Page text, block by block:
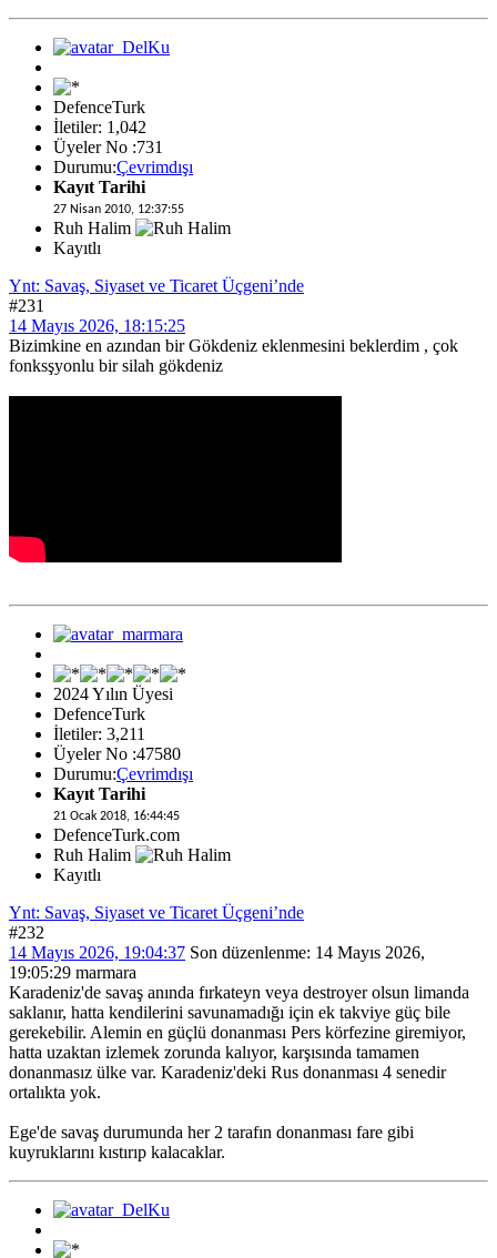
DefenceTurk
İletiler: 1,042
Üyeler No :731
Durumu:Çevrimdışı
Kayıt Tarihi
27 Nisan 2010, 12:37:55
Ruh Halim
Kayıtlı
Ynt: Savaş, Siyaset ve Ticaret Üçgeni’nde
#231
14 Mayıs 2026, 18:15:25
Bizimkine en azından bir Gökdeniz eklenmesini beklerdim , çok
fonksşyonlu bir silah gökdeniz
2024 Yılın Üyesi
DefenceTurk
İletiler: 3,211
Üyeler No :47580
Durumu:Çevrimdışı
Kayıt Tarihi
21 Ocak 2018, 16:44:45
DefenceTurk.com
Ruh Halim
Kayıtlı
Ynt: Savaş, Siyaset ve Ticaret Üçgeni’nde
#232
14 Mayıs 2026, 19:04:37 Son düzenlenme: 14 Mayıs 2026,
19:05:29 marmara
Karadeniz'de savaş anında fırkateyn veya destroyer olsun limanda
saklanır, hatta kendilerini savunamadığı için ek takviye güç bile
gerekebilir. Alemin en güçlü donanması Pers körfezine giremiyor,
hatta uzaktan izlemek zorunda kalıyor, karşısında tamamen
donanmasız ülke var. Karadeniz'deki Rus donanması 4 senedir
ortalıkta yok.
Ege'de savaş durumunda her 2 tarafın donanması fare gibi
kuyruklarını kıstırıp kalacaklar.